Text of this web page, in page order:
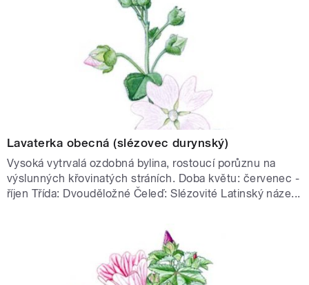
Lavaterka obecná (slézovec durynský)
Vysoká vytrvalá ozdobná bylina, rostoucí porůznu na
výslunných křovinatých stráních. Doba květu: červenec -
říjen Třída: Dvouděložné Čeleď: Slézovité Latinský náze...